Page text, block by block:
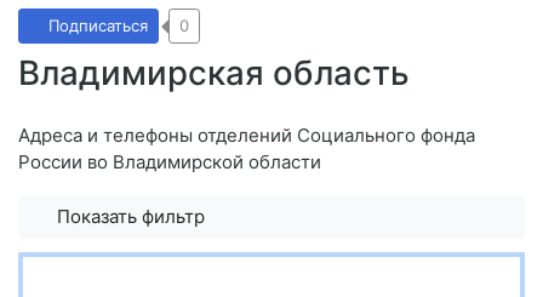
Владимирская область
Подписаться 0
Адреса и телефоны отделений Социального фонда
России во Владимирской области
Показать фильтр